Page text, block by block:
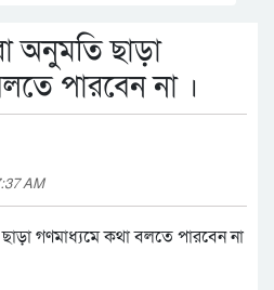
অনুমতি ছাড়া
পারবেন না ।
AM